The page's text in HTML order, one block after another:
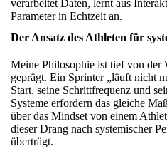
verarbeitet Daten, lernt aus
Parameter in Echtzeit an.
Der Ansatz des Athleten für
Meine Philosophie ist tief von der
geprägt. Ein Sprinter „läuft nicht
Start, seine Schrittfrequenz und
Systeme erfordern das gleiche
überdas Mindset von einem
dieser Drang nach systemischer
überträgt.